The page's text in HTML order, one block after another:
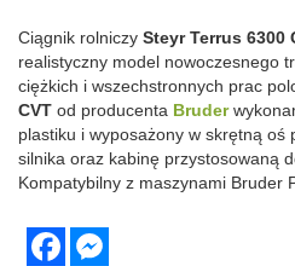
Ciągnik rolniczy Steyr Terrus 6300
realistyczny model nowoczesnego
ciężkich i wszechstronnych prac
CVT od producenta Bruder
plastiku i wyposażony w skrętną oś
silnika oraz kabinę przystosowaną
Kompatybilny z maszynami Bruder
Facebook